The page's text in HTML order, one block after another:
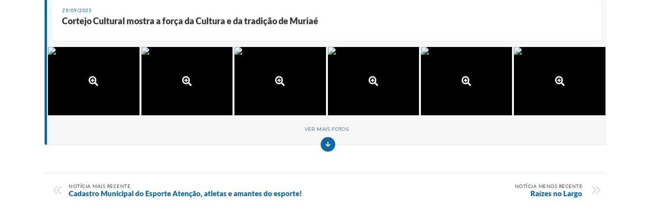
29/09/2025
Cortejo Cultural mostra a força da Cultura e da tradição de Muriaé
VER MAIS FOTOS
NOTÍCIA MAIS RECENTE
Cadastro Municipal do Esporte Atenção, atletas e amantes do esporte!
NOTÍCIA MENOS RECENTE
Raízes no Largo